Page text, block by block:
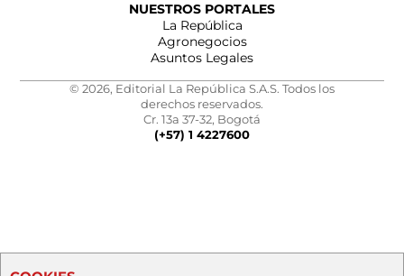
NUESTROS PORTALES
La República
Agronegocios
Asuntos Legales
© 2026, Editorial La República S.A.S. Todos los
derechos reservados.
Cr. 13a 37-32, Bogotá
(+57) 1 4227600